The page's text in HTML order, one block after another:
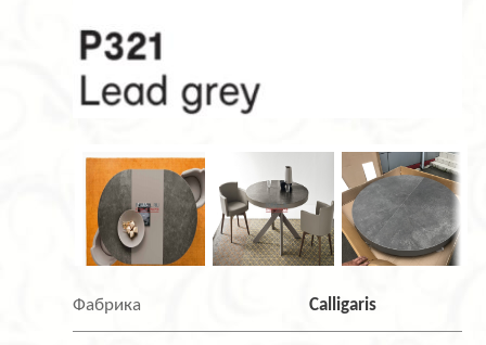
Фабрика Calligaris